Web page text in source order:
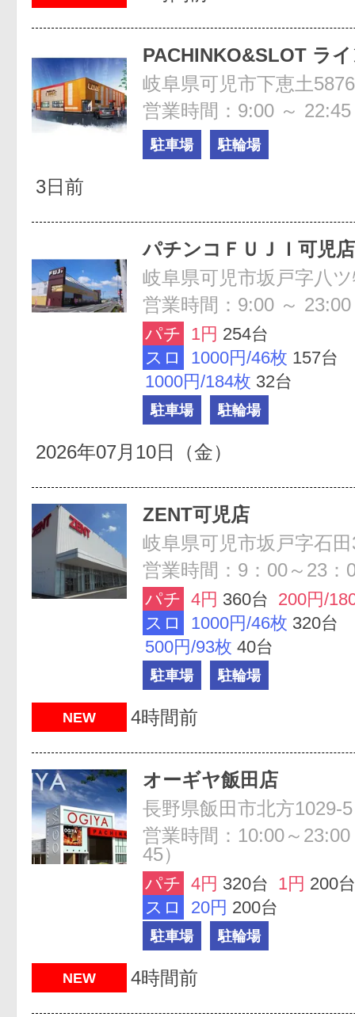
PACHINKO&SLOT ラ
岐阜県可児市下恵土
営業時間：9:00 ～ 22:45
駐車場 駐輪場
3日前
パチンコＦＵＪＩ可児店
岐阜県可児市坂戸字八
営業時間：9:00 ～ 23:00
パチ 1円 254台
スロ
1000円/46枚 157台
1000円/184枚 32台
駐車場 駐輪場
2026年07月10日（金）
ZENT可児店
岐阜県可児市坂戸字石
営業時間：9：00～23：
パチ 4円 360台 200円/
スロ
1000円/46枚 320台
500円/93枚 40台
駐車場 駐輪場
NEW 4時間前
オーギヤ飯田店
長野県飯田市北方1029-5
営業時間：10:00～
45）
パチ 4円 320台 1円 200台
スロ
20円 200台
駐車場 駐輪場
NEW 4時間前